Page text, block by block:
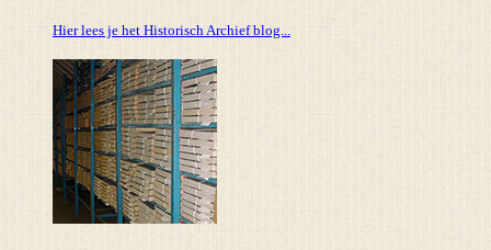
Hier lees je het Historisch Archief blog...